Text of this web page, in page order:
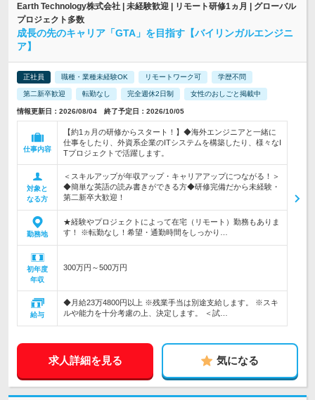
Earth Technology株式会社 | 未経験歓迎 | リモート研修1ヵ月 | グローバル
プロジェクト多数
成長の先のキャリア「GTA」を目指す【バイリンガルエンジニ
ア】
正社員 職種・業種未経験OK リモートワーク可 学歴不問
第二新卒歓迎 転勤なし 完全週休2日制 女性のおしごと掲載中
情報更新日：2026/08/04 終了予定日：2026/10/05
仕事内容
【約1ヵ月の研修からスタート！】◆海外エンジニアと一緒に
仕事をしたり、外資系企業のITシステムを構築したり、様々なI
Tプロジェクトで活躍します。
対象と
なる方
＜スキルアップが年収アップ・キャリアアップにつながる！＞
◆簡単な英語の読み書きができる方◆研修完備だから未経験・
第二新卒大歓迎！
勤務地
★経験やプロジェクトによって在宅（リモート）勤務もありま
す！ ※転勤なし！希望・通勤時間をしっかり…
初年度
年収
300万円～500万円
給与
◆月給23万4800円以上 ※残業手当は別途支給します。 ※スキ
ルや能力を十分考慮の上、決定します。 ＜試…
求人詳細を見る 気になる